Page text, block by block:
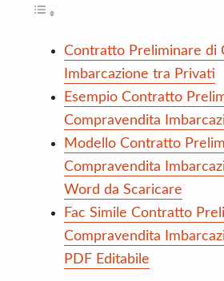
Contratto Preliminare di
Imbarcazione tra Privati
Esempio Contratto
Compravendita
Modello Contratto
Compravendita
Word da Scaricare
Fac Simile Contratto
Compravendita
PDF Editabile